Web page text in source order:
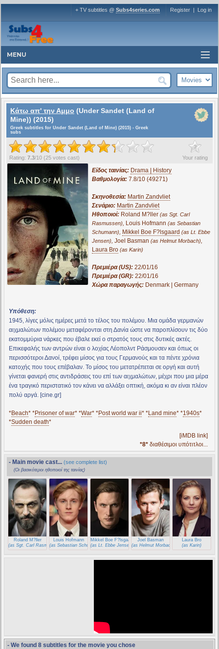
+ TV subtitles @ Subs4series.com Register | Log in
MENU
Κάτω απ' την Αμμο (Under Sandet (Land of
Mine)) (2015)
Greek subtitles for Under Sandet (Land of Mine) (2015) - Greek
subs
?
Your rating
Rating: 7.3/10 (25 votes cast)
Είδος ταινίας: Drama | History
Βαθμολογία: 7.8/10 (49271)
Σκηνοθεσία: Martin Zandvliet
Σενάριο: Martin Zandvliet
Ηθοποιοί: Roland M?ller (as Sgt. Carl
Rasmussen), Louis Hofmann (as Sebastian
Schumann), Mikkel Boe F?lsgaard (as Lt. Ebbe
Jensen), Joel Basman (as Helmut Morbach),
Laura Bro (as Karin)
Πρεμιέρα (US): 22/01/16
Πρεμιέρα (GR): 22/01/16
Χώρα παραγωγής: Denmark | Germany
Υπόθεση:
1945, λίγες μόλις ημέρες μετά το τέλος του πολέμου. Μια ομάδα γερμανών
αιχμαλώτων πολέμου μεταφέρονται στη Δανία ώστε να παροπλίσουν τις δύο
εκατομμύρια νάρκες που έβαλε εκεί ο στρατός τους στις δυτικές ακτές.
Επικεφαλής των αντρών είναι ο λοχίας Λέοπολντ Ράσμουσεν και όπως οι
περισσότεροι Δανοί, τρέφει μίσος για τους Γερμανούς και τα πέντε χρόνια
κατοχής που τους επέβαλαν. Το μίσος του μετατρέπεται σε οργή και αυτή
γίνεται φανερή στις αντιδράσεις του επί των αιχμαλώτων, μέχρι που μια μέρα
ένα τραγικό περιστατικό τον κάνει να αλλάξει οπτική, ακόμα κι αν είναι πλέον
πολύ αργά. [cine.gr]
*Beach* *Prisoner of war* *War* *Post world war ii* *Land mine* *1940s*
*Sudden death*
[iMDB link]
*8* διαθέσιμοι υπότιτλοι...
- Main movie cast... (see complete list)
(Οι βασικότεροι ηθοποιοί της ταινίας)
Roland M?ller
(as Sgt. Carl Rasmussen)
Louis Hofmann
(as Sebastian Schumann)
Mikkel Boe F?lsgaard
(as Lt. Ebbe Jensen)
Joel Basman
(as Helmut Morbach)
Laura Bro
(as Karin)
- We found 8 subtitles for the movie you chose